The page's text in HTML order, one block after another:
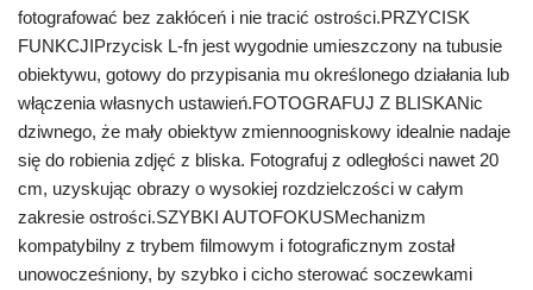
fotografować bez zakłóceń i nie tracić ostrości.PRZYCISK
FUNKCJIPrzycisk L-fn jest wygodnie umieszczony na tubusie
obiektywu, gotowy do przypisania mu określonego działania lub
włączenia własnych ustawień.FOTOGRAFUJ Z BLISKANic
dziwnego, że mały obiektyw zmiennoogniskowy idealnie nadaje
się do robienia zdjęć z bliska. Fotografuj z odległości nawet 20
cm, uzyskując obrazy o wysokiej rozdzielczości w całym
zakresie ostrości.SZYBKI AUTOFOKUSMechanizm
kompatybilny z trybem filmowym i fotograficznym został
unowocześniony, by szybko i cicho sterować soczewkami